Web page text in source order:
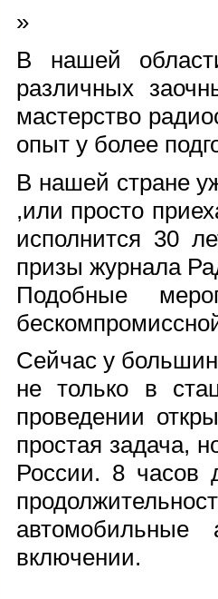
»
В нашей
различных
мастерство
опыт у более
В нашей стране
,или просто
исполнится 30
призы журнала
Подобные
Сейчас у
не только в
проведении
простая задача,
России. 8 часов
автомобильные
включении.